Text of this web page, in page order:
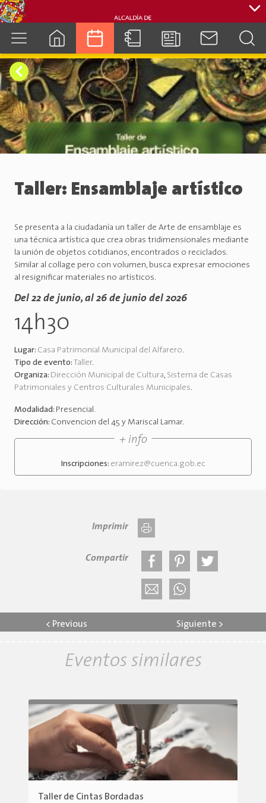
cuenca.gob.ec
Taller: Ensamblaje artístico
Se presenta a la ciudadanía un taller de Arte de ensamblaje es
una técnica artística que crea obras tridimensionales mediante
la unión de objetos cotidianos, encontrados o reciclados.
Similar al collage pero con volumen, busca expresar emociones
al resignificar materiales no artísticos.
Del 22 de junio, al 26 de junio del 2026
14h30
Lugar: Casa Patrimonial Municipal del Alfarero.
Tipo de evento: Taller.
Organiza: Dirección Municipal de Cultura, Sistema de Casas
Patrimoniales y Centros Culturales Municipales.
Modalidad: Presencial.
Dirección: Convencion del 45 y Mariscal Lamar.
+ info
Inscripciones: eramirez@cuenca.gob.ec
Imprimir
Compartir
< Previous Siguiente >
Eventos similares
Taller de Cintas Bordadas